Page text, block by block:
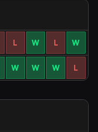
L W L W
W W W L